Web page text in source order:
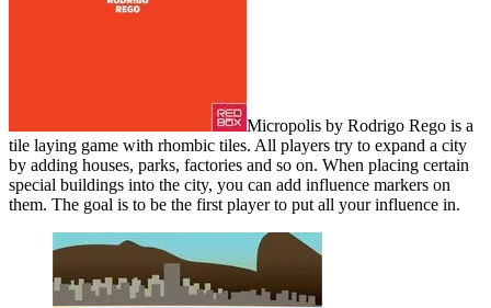
Micropolis by Rodrigo Rego is a
tile laying game with rhombic tiles. All players try to expand a city
by adding houses, parks, factories and so on. When placing certain
special buildings into the city, you can add influence markers on
them. The goal is to be the first player to put all your influence in.